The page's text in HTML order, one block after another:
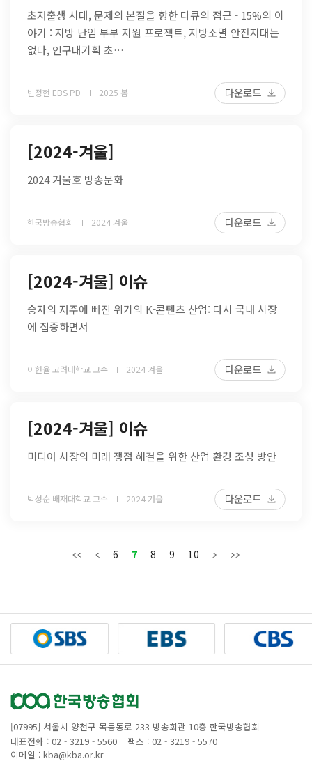
초저출생 시대, 문제의 본질을 향한 다큐의 접근 - 15%의 이
야기 : 지방 난임 부부 지원 프로젝트, 지방소멸 안전지대는
없다, 인구대기획 초…
빈정현 EBS PD 2025 봄 다운로드
[2024-겨울]
2024 겨울호 방송문화
한국방송협회 2024 겨울 다운로드
[2024-겨울] 이슈
승자의 저주에 빠진 위기의 K-콘텐츠 산업: 다시 국내 시장
에 집중하면서
이헌율 고려대학교 교수 2024 겨울 다운로드
[2024-겨울] 이슈
미디어 시장의 미래 쟁점 해결을 위한 산업 환경 조성 방안
박성순 배재대학교 교수 2024 겨울 다운로드
6 7 8 9 10
[07995] 서울시 양천구 목동동로 233 방송회관 10층 한국방송협회
대표전화 : 02 - 3219 - 5560
팩스 : 02 - 3219 - 5570
이메일 : kba@kba.or.kr